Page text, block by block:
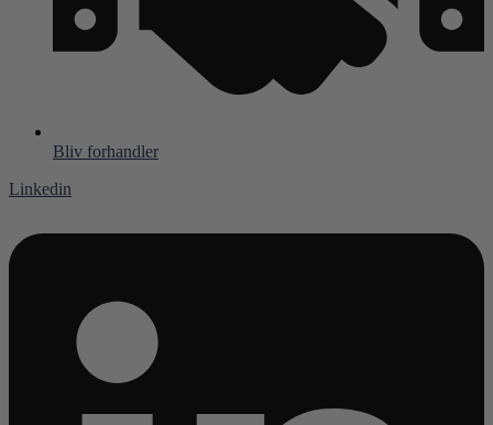
Bliv forhandler
Linkedin